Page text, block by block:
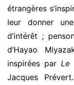
étrangères
leur donner
d’intérêt ;
d’Hayao
inspirées par Le
Jacques